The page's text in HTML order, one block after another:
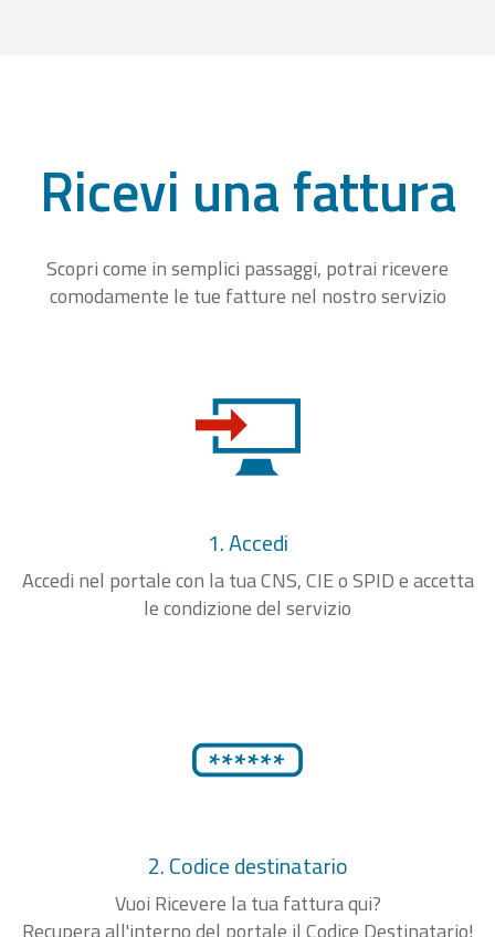
Ricevi una fattura
Scopri come in semplici passaggi, potrai ricevere
comodamente le tue fatture nel nostro servizio
1. Accedi
Accedi nel portale con la tua CNS, CIE o SPID e accetta
le condizione del servizio
2. Codice destinatario
Vuoi Ricevere la tua fattura qui?
Recupera all'interno del portale il Codice Destinatario!